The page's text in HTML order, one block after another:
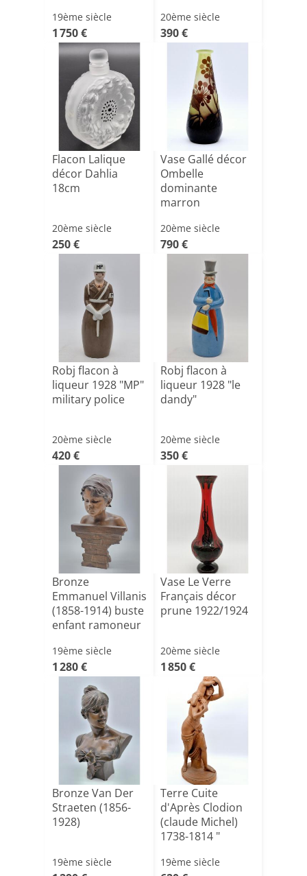
19ème siècle
1 750 €
20ème siècle
390 €
Flacon Lalique
décor Dahlia
18cm
20ème siècle
250 €
Vase Gallé décor
Ombelle
dominante
marron
20ème siècle
790 €
Robj flacon à
liqueur 1928 "MP"
military police
20ème siècle
420 €
Robj flacon à
liqueur 1928 "le
dandy"
20ème siècle
350 €
Bronze
Emmanuel Villanis
(1858-1914) buste
enfant ramoneur
19ème siècle
1 280 €
Vase Le Verre
Français décor
prune 1922/1924
20ème siècle
1 850 €
Bronze Van Der
Straeten (1856-
1928)
19ème siècle
Terre Cuite
d'Après Clodion
(claude Michel)
1738-1814 "
19ème siècle